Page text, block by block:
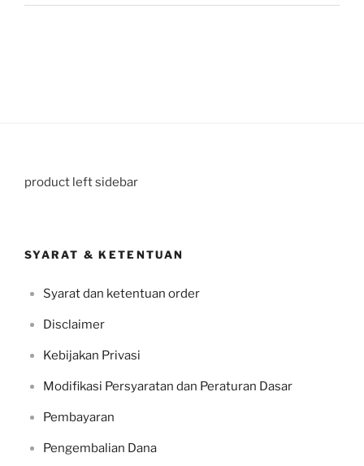
product left sidebar
SYARAT & KETENTUAN
Syarat dan ketentuan order
Disclaimer
Kebijakan Privasi
Modifikasi Persyaratan dan Peraturan Dasar
Pembayaran
Pengembalian Dana